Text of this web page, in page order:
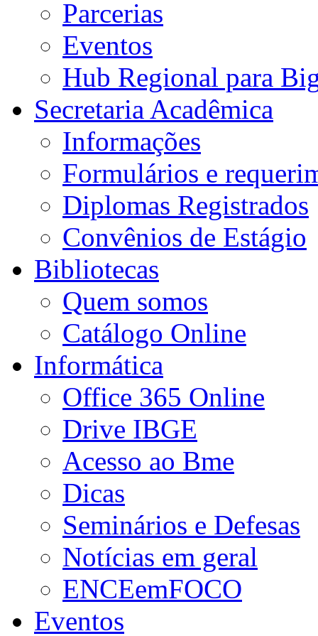
Parcerias
Eventos
Hub Regional para
Secretaria Acadêmica
Informações
Formulários e
Diplomas Registrados
Convênios de Estágio
Bibliotecas
Quem somos
Catálogo Online
Informática
Office 365 Online
Drive IBGE
Acesso ao Bme
Dicas
Seminários e Defesas
Notícias em geral
ENCEemFOCO
Eventos